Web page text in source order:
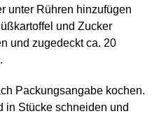
unter Rühren hinzufügen
und Zucker
und zugedeckt ca. 20
Packungsangabe kochen.
in Stücke schneiden und